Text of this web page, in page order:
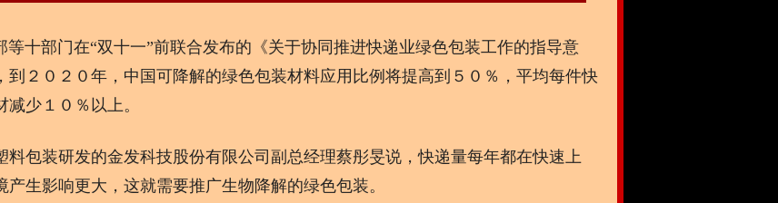
部门在“双十一”前联合发布的《关于协同推进快递业绿色包装工作的指导意
到２０２０年，中国可降解的绿色包装材料应用比例将提高到５０％，平均每件快
减少１０％以上。
装研发的金发科技股份有限公司副总经理蔡彤旻说，快递量每年都在快速上
产生影响更大，这就需要推广生物降解的绿色包装。